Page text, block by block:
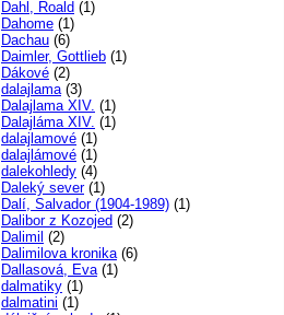
Dahl, Roald (1)
Dahome (1)
Dachau (6)
Daimler, Gottlieb (1)
Dákové (2)
dalajlama(3)
Dalajlama XIV. (1)
Dalajláma XIV. (1)
dalajlamové (1)
dalajlámové (1)
dalekohledy (4)
Daleký sever(1)
Dalí, Salvador (1904-1989) (1)
Dalibor z Kozojed (2)
Dalimil (2)
Dalimilova kronika(6)
Dallasová, Eva(1)
dalmatiky (1)
dalmatini (1)